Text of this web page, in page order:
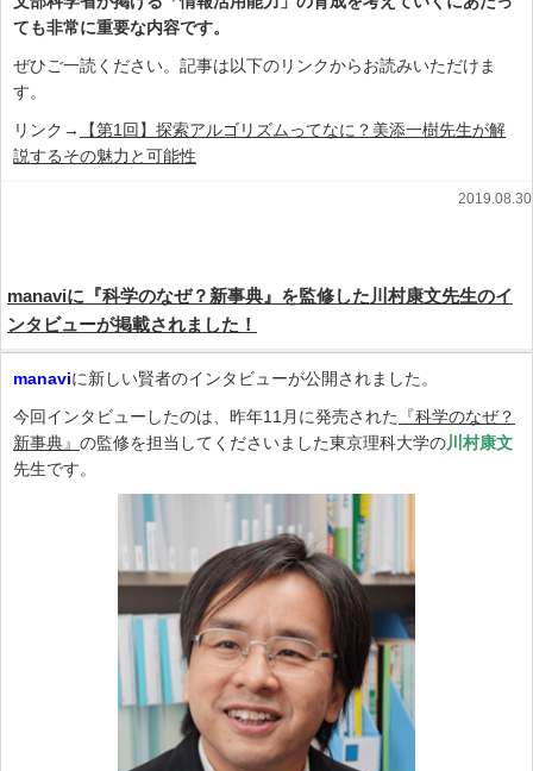
ても非常に重要な内容です。
ぜひご一読ください。記事は以下のリンクからお読みいただけま
す。
リンク→
【第1回】探索アルゴリズムってなに？美添一樹先生が解
説するその魅力と可能性
2019.08.30
manaviに『科学のなぜ？新事典』を監修した川村康文先生のイ
ンタビューが掲載されました！
manaviに新しい賢者のインタビューが公開されました。
今回インタビューしたのは、昨年11月に発売された
『科学のなぜ？
新事典』 の監修を担当してくださいました東京理科大学の川村康文
先生です。